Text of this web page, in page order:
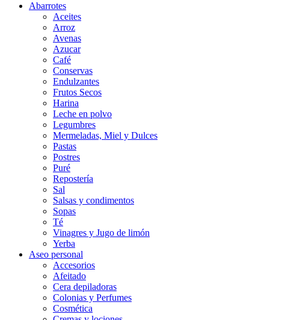
Abarrotes
Aceites
Arroz
Avenas
Azucar
Café
Conservas
Endulzantes
Frutos Secos
Harina
Leche en polvo
Legumbres
Mermeladas, Miel y Dulces
Pastas
Postres
Puré
Repostería
Sal
Salsas y condimentos
Sopas
Té
Vinagres y Jugo de limón
Yerba
Aseo personal
Accesorios
Afeitado
Cera depiladoras
Colonias y Perfumes
Cosmética